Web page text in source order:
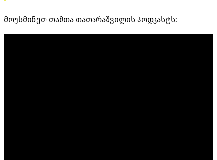
მოუსმინეთ თამთა თათარაშვილის პოდკასტს: